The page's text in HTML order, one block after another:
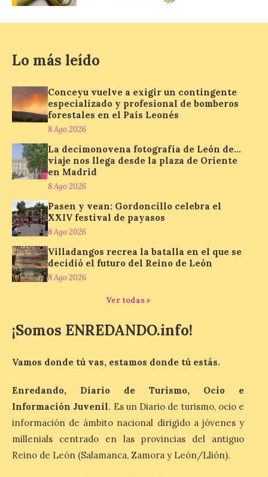
Nueva edición de León
juvenil de la Asociación
Enróllate, la Asociación
Turismo, Ocio e Información para
jóvenes “Enredando.info”. Pilar Aller Aller
nos envía la décimo […]
Los minerales y sus usos
más comunes centran la
nueva exposición del
Museo de la Siderurgia y
la Minería de Sabero
8 Ago 2026
La exposición que se
de agosto a las doce y
durante la ‘Feria de
León’, podrá visitarse hasta finales del
mes de noviembre, con […]
fiestas con el pregón a
cargo de Arturo Martínez
Matilla
8 Ago 2026
Lo más leído
Conceyu vuelve a exigir un contingente
especializado y profesional de bomberos
forestales en el País Leonés
8 Ago 2026
La decimonovena fotografía de León de…
viaje nos llega desde la plaza de Oriente
en Madrid
8 Ago 2026
Pasen y vean: Gordoncillo celebra el
XXIV festival de payasos
8 Ago 2026
Villadangos recrea la batalla en el que se
decidió el futuro del Reino de León
8 Ago 2026
Ver todas »
¡Somos ENREDANDO.info!
Vamos donde tú vas, estamos donde tú estás.
Enredando, Diario de Turismo, Ocio e
Información Juvenil. Es un Diario de turismo, ocio e
información de ámbito nacional dirigido a jóvenes y
millenials centrado en las provincias del antiguo
Reino de León (Salamanca, Zamora y León/Llión).